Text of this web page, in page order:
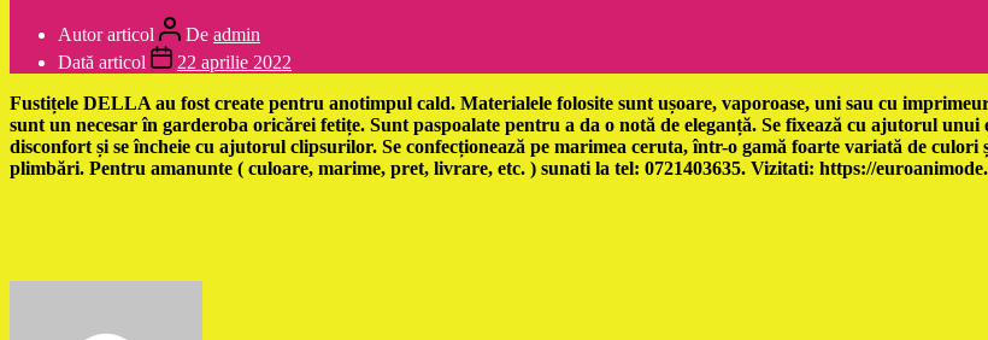
Autor articol De admin
Dată articol
22 aprilie 2022
Fustițele DELLA au fost create pentru anotimpul cald. Materialele folosite sunt ușoare, vaporoase, uni sau cu
sunt un necesar în garderoba oricărei fetițe. Sunt paspoalate pentru a da o notă de eleganță. Se fixează cu ajutorul
disconfort și se încheie cu ajutorul clipsurilor. Se confecționează pe marimea ceruta, într-o gamă foarte variată de
plimbări. Pentru amanunte ( culoare, marime, pret, livrare, etc. ) sunati la tel: 0721403635. Vizitati: https://